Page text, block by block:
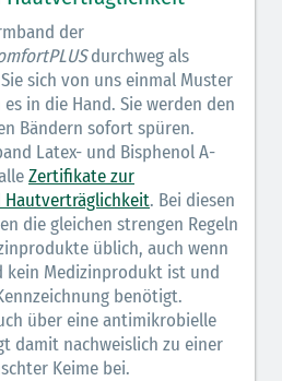
der
durchweg als
sich von uns einmal Muster
in die Hand. Sie werden den
Bändern sofort spüren.
Latex- und Bisphenol A-
Zertifikate zur
. Bei diesen
die gleichen strengen Regeln
üblich, auch wenn
kein Medizinprodukt ist und
benötigt.
über eine antimikrobielle
damit nachweislich zu einer
Keime bei.